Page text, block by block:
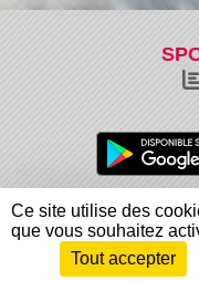
Charte
Informations légales
Envie de participer ?
Ce site utilise des
que vous souhaitez
Tout accepter